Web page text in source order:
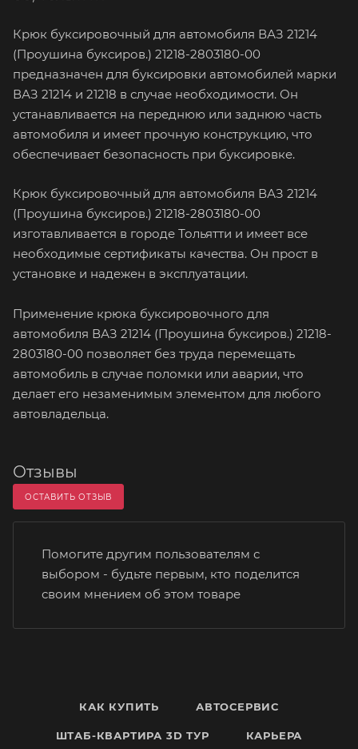
Крюк буксировочный для автомобиля ВАЗ 21214
(Проушина буксиров.) 21218-2803180-00
предназначен для буксировки автомобилей марки
ВАЗ 21214 и 21218 в случае необходимости. Он
устанавливается на переднюю или заднюю часть
автомобиля и имеет прочную конструкцию, что
обеспечивает безопасность при буксировке.
Крюк буксировочный для автомобиля ВАЗ 21214
(Проушина буксиров.) 21218-2803180-00
изготавливается в городе Тольятти и имеет все
необходимые сертификаты качества. Он прост в
установке и надежен в эксплуатации.
Применение крюка буксировочного для
автомобиля ВАЗ 21214 (Проушина буксиров.) 21218-
2803180-00 позволяет без труда перемещать
автомобиль в случае поломки или аварии, что
делает его незаменимым элементом для любого
автовладельца.
Отзывы
ОСТАВИТЬ ОТЗЫВ
Помогите другим пользователям с
выбором - будьте первым, кто поделится
своим мнением об этом товаре
КАК КУПИТЬ АВТОСЕРВИС
ШТАБ-КВАРТИРА 3D ТУР КАРЬЕРА